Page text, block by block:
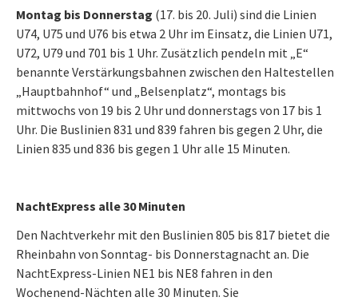
Montag bis Donnerstag (17. bis 20. Juli) sind die Linien
U74, U75 und U76 bis etwa 2 Uhr im Einsatz, die Linien U71,
U72, U79 und 701 bis 1 Uhr. Zusätzlich pendeln mit „E“
benannte Verstärkungsbahnen zwischen den Haltestellen
„Hauptbahnhof“ und „Belsenplatz“, montags bis
mittwochs von 19 bis 2 Uhr und donnerstags von 17 bis 1
Uhr. Die Buslinien 831 und 839 fahren bis gegen 2 Uhr, die
Linien 835 und 836 bis gegen 1 Uhr alle 15 Minuten.
NachtExpress alle 30 Minuten
Den Nachtverkehr mit den Buslinien 805 bis 817 bietet die
Rheinbahn von Sonntag- bis Donnerstagnacht an. Die
NachtExpress-Linien NE1 bis NE8 fahren in den
Wochenend-Nächten alle 30 Minuten. Sie